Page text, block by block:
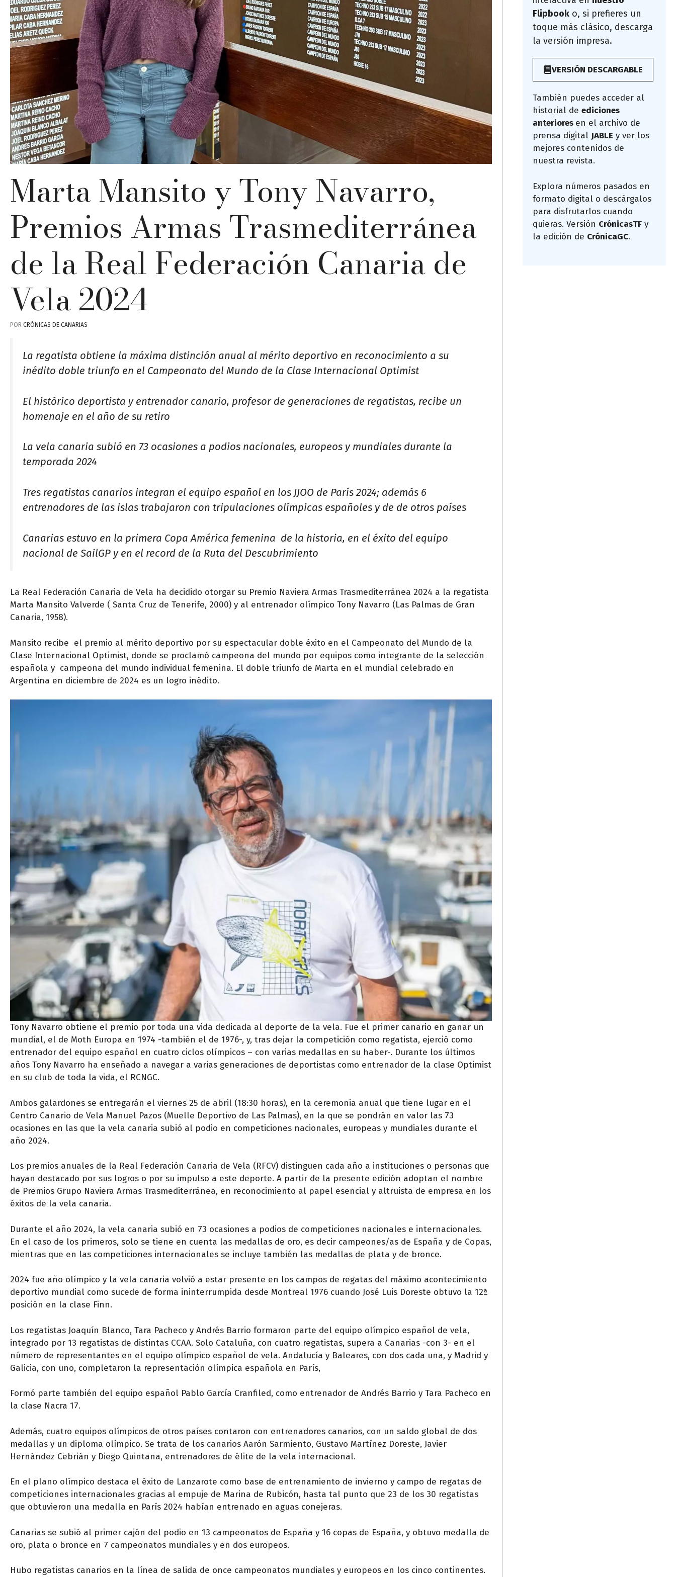
Marta Mansito y Tony Navarro,
Premios Armas Trasmediterránea
de la Real Federación Canaria de
Vela 2024
POR CRÓNICAS DE CANARIAS
La regatista obtiene la máxima distinción anual al mérito deportivo en reconocimiento a su
inédito doble triunfo en el Campeonato del Mundo de la Clase Internacional Optimist
El histórico deportista y entrenador canario, profesor de generaciones de regatistas, recibe un
homenaje en el año de su retiro
La vela canaria subió en 73 ocasiones a podios nacionales, europeos y mundiales durante la
temporada 2024
Tres regatistas canarios integran el equipo español en los JJOO de París 2024; además 6
entrenadores de las islas trabajaron con tripulaciones olímpicas españoles y de de otros países
Canarias estuvo en la primera Copa América femenina de la historia, en el éxito del equipo
nacional de SailGP y en el record de la Ruta del Descubrimiento
La Real Federación Canaria de Vela ha decidido otorgar su Premio Naviera Armas Trasmediterránea 2024 a la regatista
Marta Mansito Valverde ( Santa Cruz de Tenerife, 2000) y al entrenador olímpico Tony Navarro (Las Palmas de Gran
Canaria, 1958).
Mansito recibe el premio al mérito deportivo por su espectacular doble éxito en el Campeonato del Mundo de la
Clase Internacional Optimist, donde se proclamó campeona del mundo por equipos como integrante de la selección
española y campeona del mundo individual femenina. El doble triunfo de Marta en el mundial celebrado en
Argentina en diciembre de 2024 es un logro inédito.
Tony Navarro obtiene el premio por toda una vida dedicada al deporte de la vela. Fue el primer canario en ganar un
mundial, el de Moth Europa en 1974 -también el de 1976-, y, tras dejar la competición como regatista, ejerció como
entrenador del equipo español en cuatro ciclos olímpicos – con varias medallas en su haber-. Durante los últimos
años Tony Navarro ha enseñado a navegar a varias generaciones de deportistas como entrenador de la clase Optimist
en su club de toda la vida, el RCNGC.
Ambos galardones se entregarán el viernes 25 de abril (18:30 horas), en la ceremonia anual que tiene lugar en el
Centro Canario de Vela Manuel Pazos (Muelle Deportivo de Las Palmas), en la que se pondrán en valor las 73
ocasiones en las que la vela canaria subió al podio en competiciones nacionales, europeas y mundiales durante el
año 2024.
Los premios anuales de la Real Federación Canaria de Vela (RFCV) distinguen cada año a instituciones o personas que
hayan destacado por sus logros o por su impulso a este deporte. A partir de la presente edición adoptan el nombre
de Premios Grupo Naviera Armas Trasmediterránea, en reconocimiento al papel esencial y altruista de empresa en los
éxitos de la vela canaria.
Durante el año 2024, la vela canaria subió en 73 ocasiones a podios de competiciones nacionales e internacionales.
En el caso de los primeros, solo se tiene en cuenta las medallas de oro, es decir campeones/as de España y de Copas,
mientras que en las competiciones internacionales se incluye también las medallas de plata y de bronce.
2024 fue año olímpico y la vela canaria volvió a estar presente en los campos de regatas del máximo acontecimiento
deportivo mundial como sucede de forma ininterrumpida desde Montreal 1976 cuando José Luis Doreste obtuvo la 12ª
posición en la clase Finn.
Los regatistas Joaquín Blanco, Tara Pacheco y Andrés Barrio formaron parte del equipo olímpico español de vela,
integrado por 13 regatistas de distintas CCAA. Solo Cataluña, con cuatro regatistas, supera a Canarias -con 3- en el
número de representantes en el equipo olímpico español de vela. Andalucía y Baleares, con dos cada una, y Madrid y
Galicia, con uno, completaron la representación olímpica española en París,
Formó parte también del equipo español Pablo García Cranfiled, como entrenador de Andrés Barrio y Tara Pacheco en
la clase Nacra 17.
Además, cuatro equipos olímpicos de otros países contaron con entrenadores canarios, con un saldo global de dos
medallas y un diploma olímpico. Se trata de los canarios Aarón Sarmiento, Gustavo Martínez Doreste, Javier
Hernández Cebrián y Diego Quintana, entrenadores de élite de la vela internacional.
En el plano olímpico destaca el éxito de Lanzarote como base de entrenamiento de invierno y campo de regatas de
competiciones internacionales gracias al empuje de Marina de Rubicón, hasta tal punto que 23 de los 30 regatistas
que obtuvieron una medalla en París 2024 habían entrenado en aguas conejeras.
Canarias se subió al primer cajón del podio en 13 campeonatos de España y 16 copas de España, y obtuvo medalla de
oro, plata o bronce en 7 campeonatos mundiales y en dos europeos.
Hubo regatistas canarios en la línea de salida de once campeonatos mundiales y europeos en los cinco continentes.
Flipbook o, si prefieres un
toque más clásico, descarga
la versión impresa.
VERSIÓN DESCARGABLE
También puedes acceder al
historial de ediciones
anteriores en el archivo de
prensa digital JABLE y ver los
mejores contenidos de
nuestra revista.
Explora números pasados en
formato digital o descárgalos
para disfrutarlos cuando
quieras. Versión CrónicasTF y
la edición de CrónicaGC.